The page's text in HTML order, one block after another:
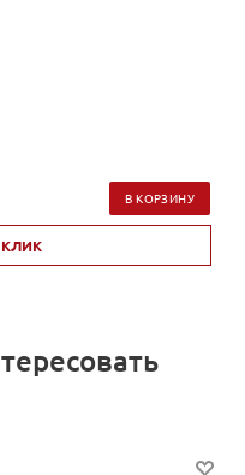
В КОРЗИНУ
КЛИК